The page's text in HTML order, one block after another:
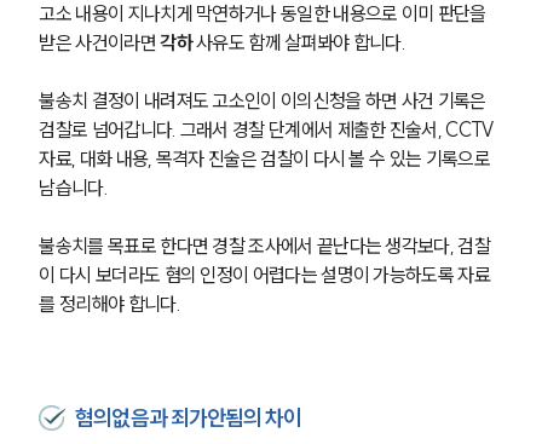
고소 내용이 지나치게 막연하거나 동일한 내용으로 이미 판단을
받은 사건이라면 각하 사유도 함께 살펴봐야 합니다.
불송치 결정이 내려져도 고소인이 이의신청을 하면 사건 기록은
검찰로 넘어갑니다. 그래서 경찰 단계에서 제출한 진술서, CCTV
자료, 대화 내용, 목격자 진술은 검찰이 다시 볼 수 있는 기록으로
남습니다.
불송치를 목표로 한다면 경찰 조사에서 끝난다는 생각보다, 검찰
이 다시 보더라도 혐의 인정이 어렵다는 설명이 가능하도록 자료
를 정리해야 합니다.
혐의없음과 죄가안됨의 차이